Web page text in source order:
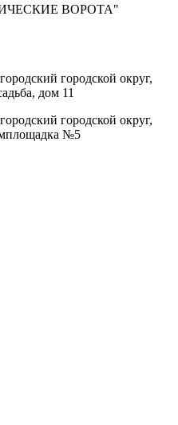
ВОРОТА"
городской округ,
дом 11
городской округ,
№5